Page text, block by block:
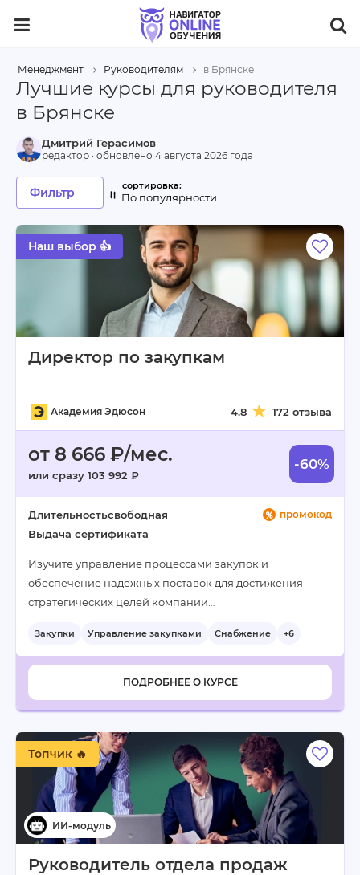
Менеджмент Руководителям в Брянске
Лучшие курсы для руководителя
в Брянске
Директор по закупкам
Академия Эдюсон 4.8 172 отзыва
от 8 666 ₽/мес.
или сразу 103 992 ₽
-60%
промокод
Длительностьсвободная
Выдача сертификата
Изучите управление процессами закупок и
обеспечение надежных поставок для достижения
стратегических целей компании…
Закупки Управление закупками Снабжение +6
ПОДРОБНЕЕ О КУРСЕ
Наш выбор 👍
Руководитель отдела продаж
Топчик 🔥
Дмитрий Герасимов
редактор · обновлено 4 августа 2026 года
Фильтр По популярности